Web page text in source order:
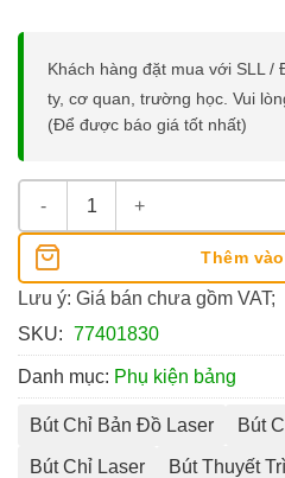
Khách hàng đặt mua với SLL /
ty, cơ quan, trường học. Vui
(Để được báo giá tốt nhất)
Bút Chỉ Bảng Lazer Deli 3933 số
Thêm
Lưu ý: Giá bán chưa gồm VAT;
SKU: 77401830
Danh mục: Phụ kiện bảng
Bút Chỉ Bản Đồ Laser Bút
Bút Chỉ Laser Bút Thuyết